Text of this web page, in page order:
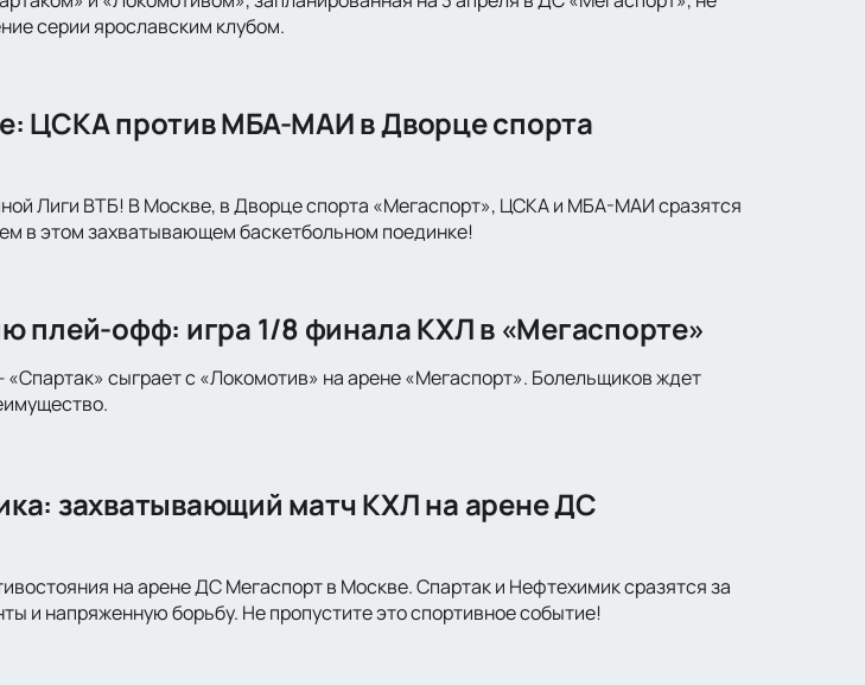
серии ярославским клубом.
ЦСКА против МБА-МАИ в Дворце спорта
Лиги ВТБ! В Москве, в Дворце спорта «Мегаспорт», ЦСКА и МБА-МАИ сразятся
в этом захватывающем баскетбольном поединке!
плей-офф: игра 1/8 финала КХЛ в «Мегаспорте»
сыграет с «Локомотив» на арене «Мегаспорт». Болельщиков ждет
захватывающий матч КХЛ на арене ДС
на арене ДС Мегаспорт в Москве. Спартак и Нефтехимик сразятся за
и напряженную борьбу. Не пропустите это спортивное событие!